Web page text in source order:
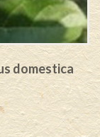
domestica